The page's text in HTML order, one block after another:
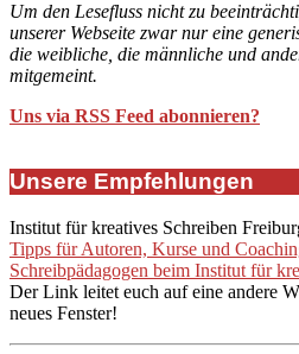
Um den Lesefluss nicht zu
unserer Webseite zwar nur eine
die weibliche, die männliche und
mitgemeint.
Uns via RSS Feed abonnieren?
Unsere Empfehlungen
Institut für kreatives Schreiben
Tipps für Autoren, Kurse und
Schreibpädagogen beim Institut für
Der Link leitet euch auf eine andere
neues Fenster!